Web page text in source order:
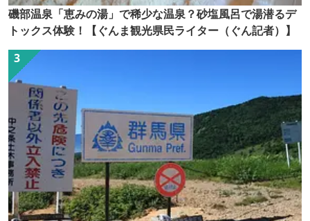
磯部温泉「恵みの湯」で稀少な温泉？砂塩風呂で湯潜るデ
トックス体験！【ぐんま観光県民ライター（ぐん記者）】